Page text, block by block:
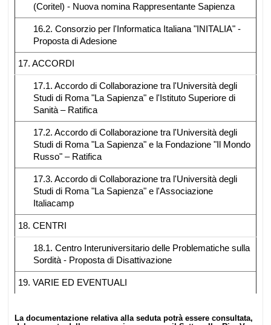
(Coritel) - Nuova nomina Rappresentante Sapienza
16.2. Consorzio per l'Informatica Italiana "INITALIA" -
Proposta di Adesione
17. ACCORDI
17.1. Accordo di Collaborazione tra l'Università degli
Studi di Roma "La Sapienza" e l'Istituto Superiore di
Sanità – Ratifica
17.2. Accordo di Collaborazione tra l'Università degli
Studi di Roma "La Sapienza" e la Fondazione "Il Mondo
Russo" – Ratifica
17.3. Accordo di Collaborazione tra l'Università degli
Studi di Roma "La Sapienza" e l'Associazione
Italiacamp
18. CENTRI
18.1. Centro Interuniversitario delle Problematiche sulla
Sordità - Proposta di Disattivazione
19. VARIE ED EVENTUALI
La documentazione relativa alla seduta potrà essere consultata,